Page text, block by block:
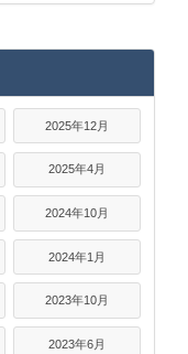
2025年12月
2025年4月
2024年10月
2024年1月
2023年10月
2023年6月